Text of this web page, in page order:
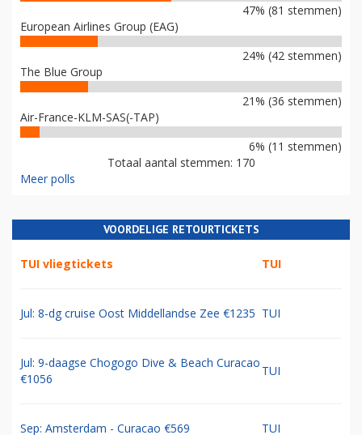
47% (81 stemmen)
European Airlines Group (EAG)
24% (42 stemmen)
The Blue Group
21% (36 stemmen)
Air-France-KLM-SAS(-TAP)
6% (11 stemmen)
Totaal aantal stemmen: 170
Meer polls
VOORDELIGE RETOURTICKETS
TUI vliegtickets TUI
Jul: 8-dg cruise Oost Middellandse Zee €1235 TUI
Jul: 9-daagse Chogogo Dive & Beach Curacao
€1056
TUI
Sep: Amsterdam - Curacao €569 TUI